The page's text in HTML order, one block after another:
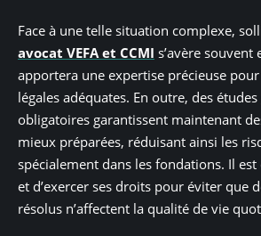
Face à une telle situation complexe,
avocat VEFA et CCMI s’avère souvent
apportera une expertise précieuse
légales adéquates. En outre, des
obligatoires garantissent maintenant
mieux préparées, réduisant ainsi les
spécialement dans les fondations. Il
et d’exercer ses droits pour éviter que
résolus n’affectent la qualité de vie